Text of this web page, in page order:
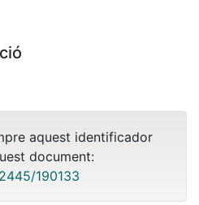
aquest identificador
document:
190133